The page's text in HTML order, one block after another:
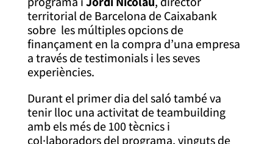
territorial de Barcelona de Caixabank
sobre les múltiples opcions de
finançament en la compra d’una empresa
a través de testimonials i les seves
experiències.
Durant el primer dia del saló també va
tenir lloc una activitat de teambuilding
amb els més de 100 tècnics i
col·laboradors del programa, vinguts de